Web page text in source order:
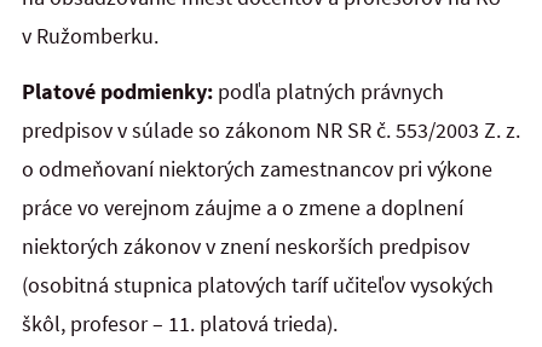
v Ružomberku.
Platové podmienky: podľa platných právnych
predpisov v súlade so zákonom NR SR č. 553/2003 Z. z.
o odmeňovaní niektorých zamestnancov pri výkone
práce vo verejnom záujme a o zmene a doplnení
niektorých zákonov v znení neskorších predpisov
(osobitná stupnica platových taríf učiteľov vysokých
škôl, profesor – 11. platová trieda).